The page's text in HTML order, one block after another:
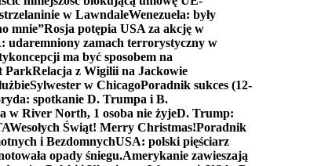
w LawndaleWenezuela: były
mnie”Rosja potępia USA za akcję w
udaremniony zamach terrorystyczny w
ma być sposobem na
ParkRelacja z Wigilii na Jackowie
Sylwester w ChicagoPoradnik sukces (12-
spotkanie D. Trumpa i B.
w River North, 1 osoba nie żyjeD. Trump:
Wesołych Świąt! Merry Christmas!Poradnik
i BezdomnychUSA: polski pięściarz
opady śniegu.Amerykanie zawieszają